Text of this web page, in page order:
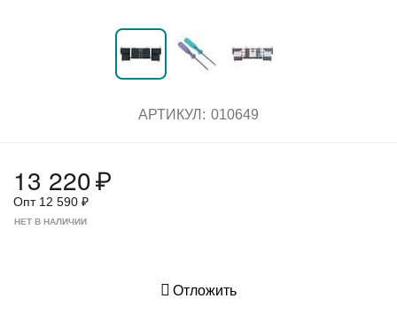
АРТИКУЛ: 010649
13 220₽
Опт 12 590 ₽
НЕТ В НАЛИЧИИ
Отложить